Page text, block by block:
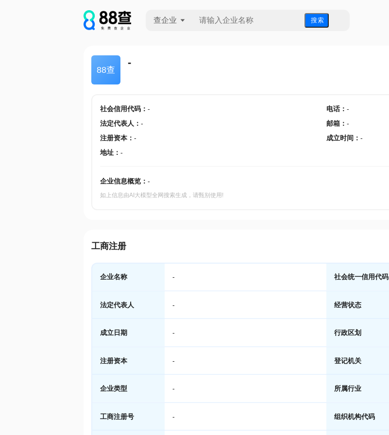
查企业 搜 索
88查
-
社会信用代码： - 电话： -
法定代表人 ： - 邮箱 ： -
注册资本： - 成立时间 ： -
地址： -
企业信息概览： -
如上信息由AI大模型全网搜索生成，请甄别使用!
工商注册
企业名称 - 社会统一信用代码
法定代表人 - 经营状态
成立日期 - 行政区划
注册资本 - 登记机关
企业类型 - 所属行业
工商注册号 - 组织机构代码